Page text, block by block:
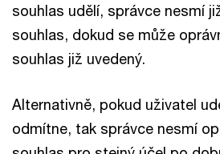
souhlas udělí, správce nesmí
souhlas, dokud se může
souhlas již uvedený.
Alternativně, pokud uživatel
odmítne, tak správce nesmí